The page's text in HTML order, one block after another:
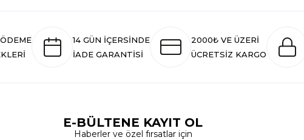
14 GÜN İÇERSİNDE
İADE GARANTİSİ
2000₺ VE ÜZERİ
ÜCRETSİZ KARGO
E-BÜLTENE KAYIT OL
Haberler ve özel fırsatlar için